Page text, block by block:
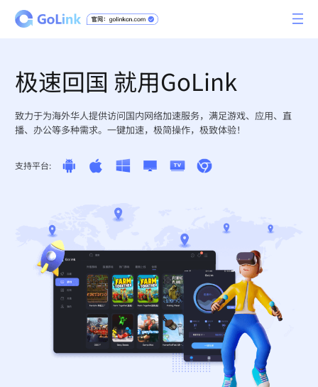
极速回国 就用GoLink
致力于为海外华人提供访问国内网络加速服务，满足游戏、应用、直
播、办公等多种需求。一键加速，极简操作，极致体验！
支持平台: